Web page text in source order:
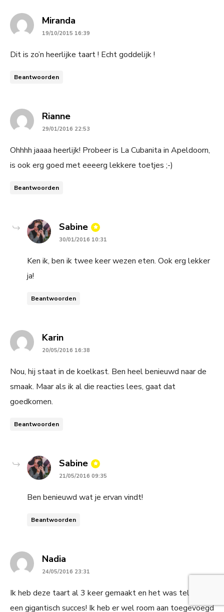
Miranda
19/10/2015 16:39
Dit is zo’n heerlijke taart ! Echt goddelijk !
Beantwoorden
Riannesays:
29/01/2016 22:53
Ohhhh jaaaa heerlijk! Probeer is La Cubanita in Apeldoorn,
is ook erg goed met eeeerg lekkere toetjes ;-)
Beantwoorden
Sabine says:
30/01/2016 10:31
Ken ik, ben ik twee keer wezen eten. Ook erg lekker
ja!
Beantwoorden
Karinsays:
20/05/2016 16:38
Nou, hij staat in de koelkast. Ben heel benieuwd naar de
smaak. Maar als ik al die reacties lees, gaat dat
goedkomen.
Beantwoorden
Sabine says:
21/05/2016 09:35
Ben benieuwd wat je ervan vindt!
Beantwoorden
Nadia
24/05/2016 23:31
Ik heb deze taart al 3 keer gemaakt en het was telkens
een gigantisch succes! Ik heb er wel room aan toegevoegd